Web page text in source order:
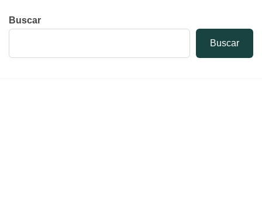
Buscar
Buscar